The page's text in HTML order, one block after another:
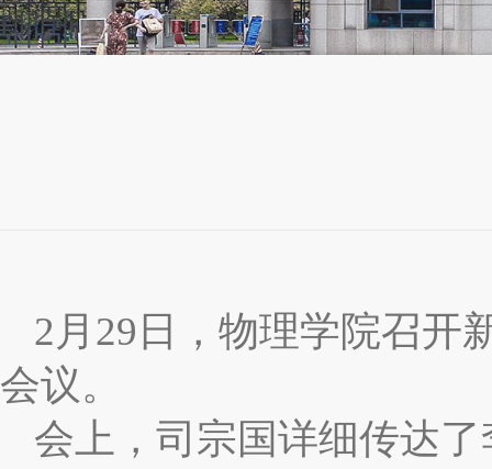
2月 29 日，物理学院召开
会议。
会上，司宗国详细传达